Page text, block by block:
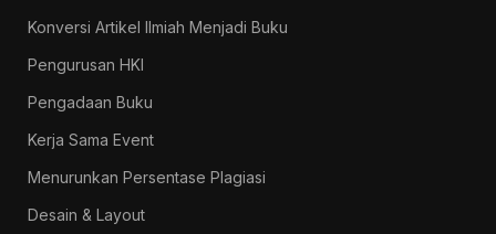
Konversi Artikel Ilmiah Menjadi Buku
Pengurusan HKI
Pengadaan Buku
Kerja Sama Event
Menurunkan Persentase Plagiasi
Desain & Layout